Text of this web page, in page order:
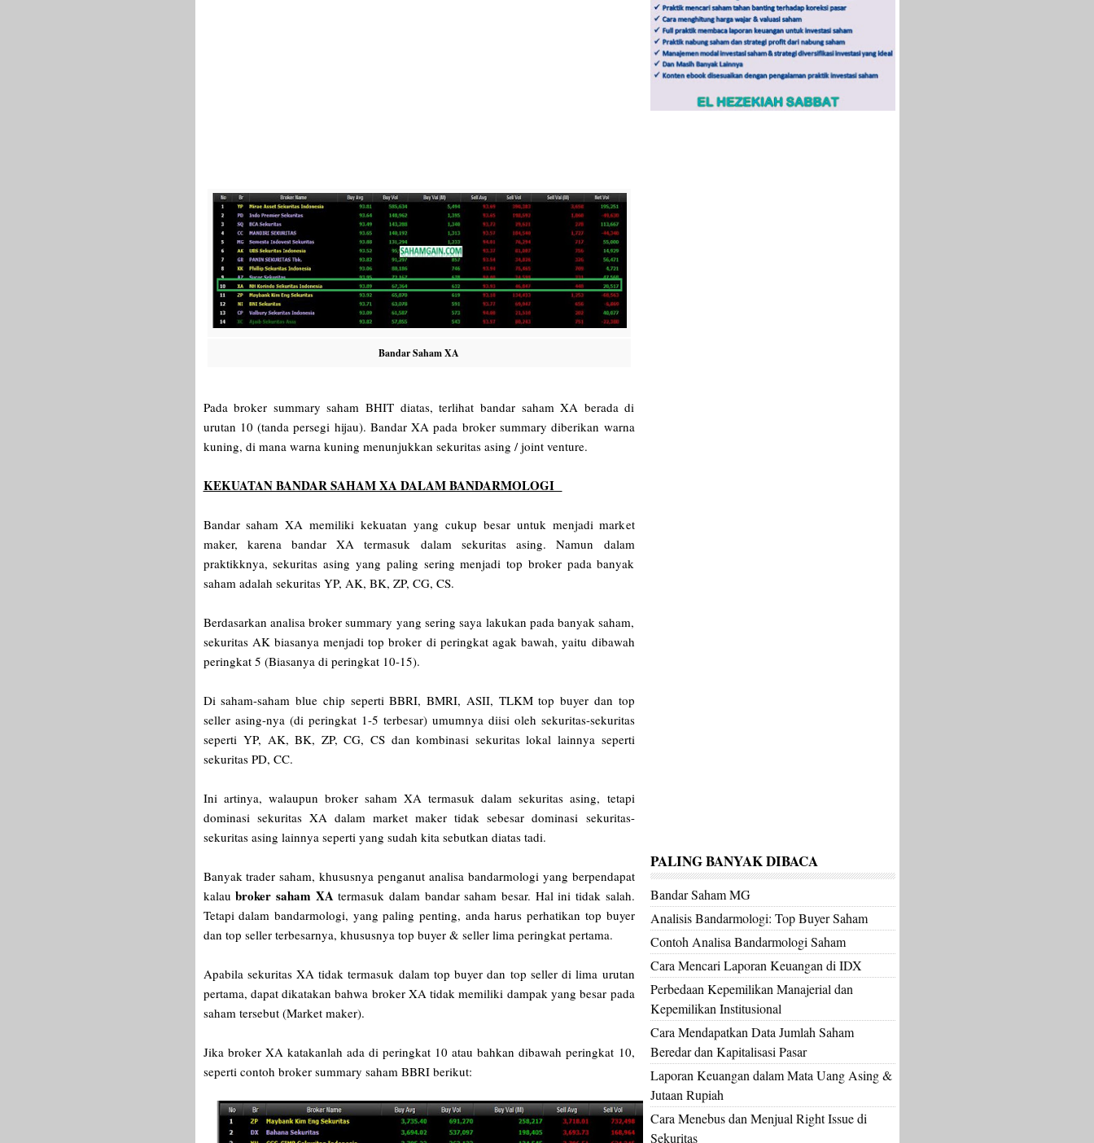
Bandar Saham XA
Pada broker summary saham BHIT diatas, terlihat bandar saham XA berada di
urutan 10 (tanda persegi hijau). Bandar XA pada broker summary diberikan warna
kuning, di mana warna kuning menunjukkan sekuritas asing / joint venture.
KEKUATAN BANDAR SAHAM XA DALAM BANDARMOLOGI
Bandar saham XA memiliki kekuatan yang cukup besar untuk menjadi market
maker, karena bandar XA termasuk dalam sekuritas asing. Namun dalam
praktikknya, sekuritas asing yang paling sering menjadi top broker pada banyak
saham adalah sekuritas YP, AK, BK, ZP, CG, CS.
Berdasarkan analisa broker summary yang sering saya lakukan pada banyak saham,
sekuritas AK biasanya menjadi top broker di peringkat agak bawah, yaitu dibawah
peringkat 5 (Biasanya di peringkat 10-15).
Di saham-saham blue chip seperti BBRI, BMRI, ASII, TLKM top buyer dan top
seller asing-nya (di peringkat 1-5 terbesar) umumnya diisi oleh sekuritas-sekuritas
sepertiYP, AK, BK, ZP, CG, CS dan kombinasi sekuritas lokal lainnya seperti
sekuritas PD, CC.
Ini artinya, walaupun broker saham XA termasuk dalam sekuritas asing, tetapi
dominasi sekuritas XA dalam market maker tidak sebesar dominasi sekuritas-
sekuritas asing lainnya seperti yang sudah kita sebutkan diatas tadi.
Banyak trader saham, khususnya penganut analisa bandarmologi yang berpendapat
kalaubroker saham XAtermasuk dalam bandar saham besar. Hal ini tidak salah.
Tetapi dalam bandarmologi, yang paling penting, anda harus perhatikan top buyer
dan top seller terbesarnya, khususnya top buyer & seller lima peringkat pertama.
Apabila sekuritas XA tidak termasuk dalam top buyer dan top seller di lima urutan
pertama, dapat dikatakan bahwa broker XA tidak memiliki dampak yang besar pada
saham tersebut (Market maker).
Jika broker XA katakanlah ada di peringkat 10 atau bahkan dibawah peringkat 10,
seperti contoh broker summary saham BBRI berikut:
PALING BANYAK DIBACA
Bandar Saham MG
Analisis Bandarmologi: Top Buyer Saham
Contoh Analisa Bandarmologi Saham
Cara Mencari Laporan Keuangan di IDX
Perbedaan Kepemilikan Manajerial dan
Kepemilikan Institusional
Cara Mendapatkan Data Jumlah Saham
Beredar dan Kapitalisasi Pasar
Laporan Keuangan dalam Mata Uang Asing &
Jutaan Rupiah
Cara Menebus dan Menjual Right Issue di
Sekuritas